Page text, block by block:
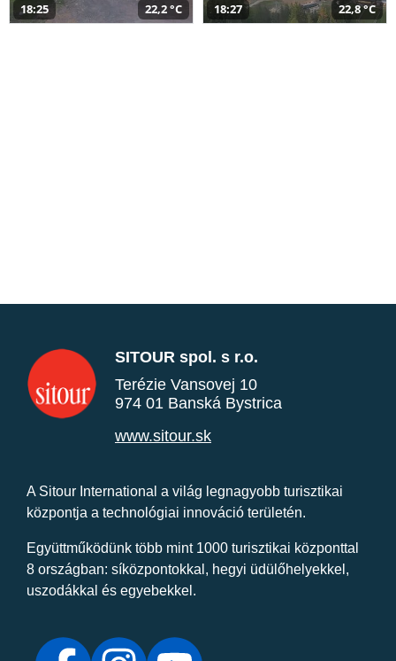
18:25 22,2 °C 18:27 22,8 °C
SITOUR spol. s r.o.
Terézie Vansovej 10
974 01 Banská Bystrica
www.sitour.sk
A Sitour International a világ legnagyobb turisztikai
központja a technológiai innováció területén.
Együttműködünk több mint 1000 turisztikai központtal
8 országban: síközpontokkal, hegyi üdülőhelyekkel,
uszodákkal és egyebekkel.